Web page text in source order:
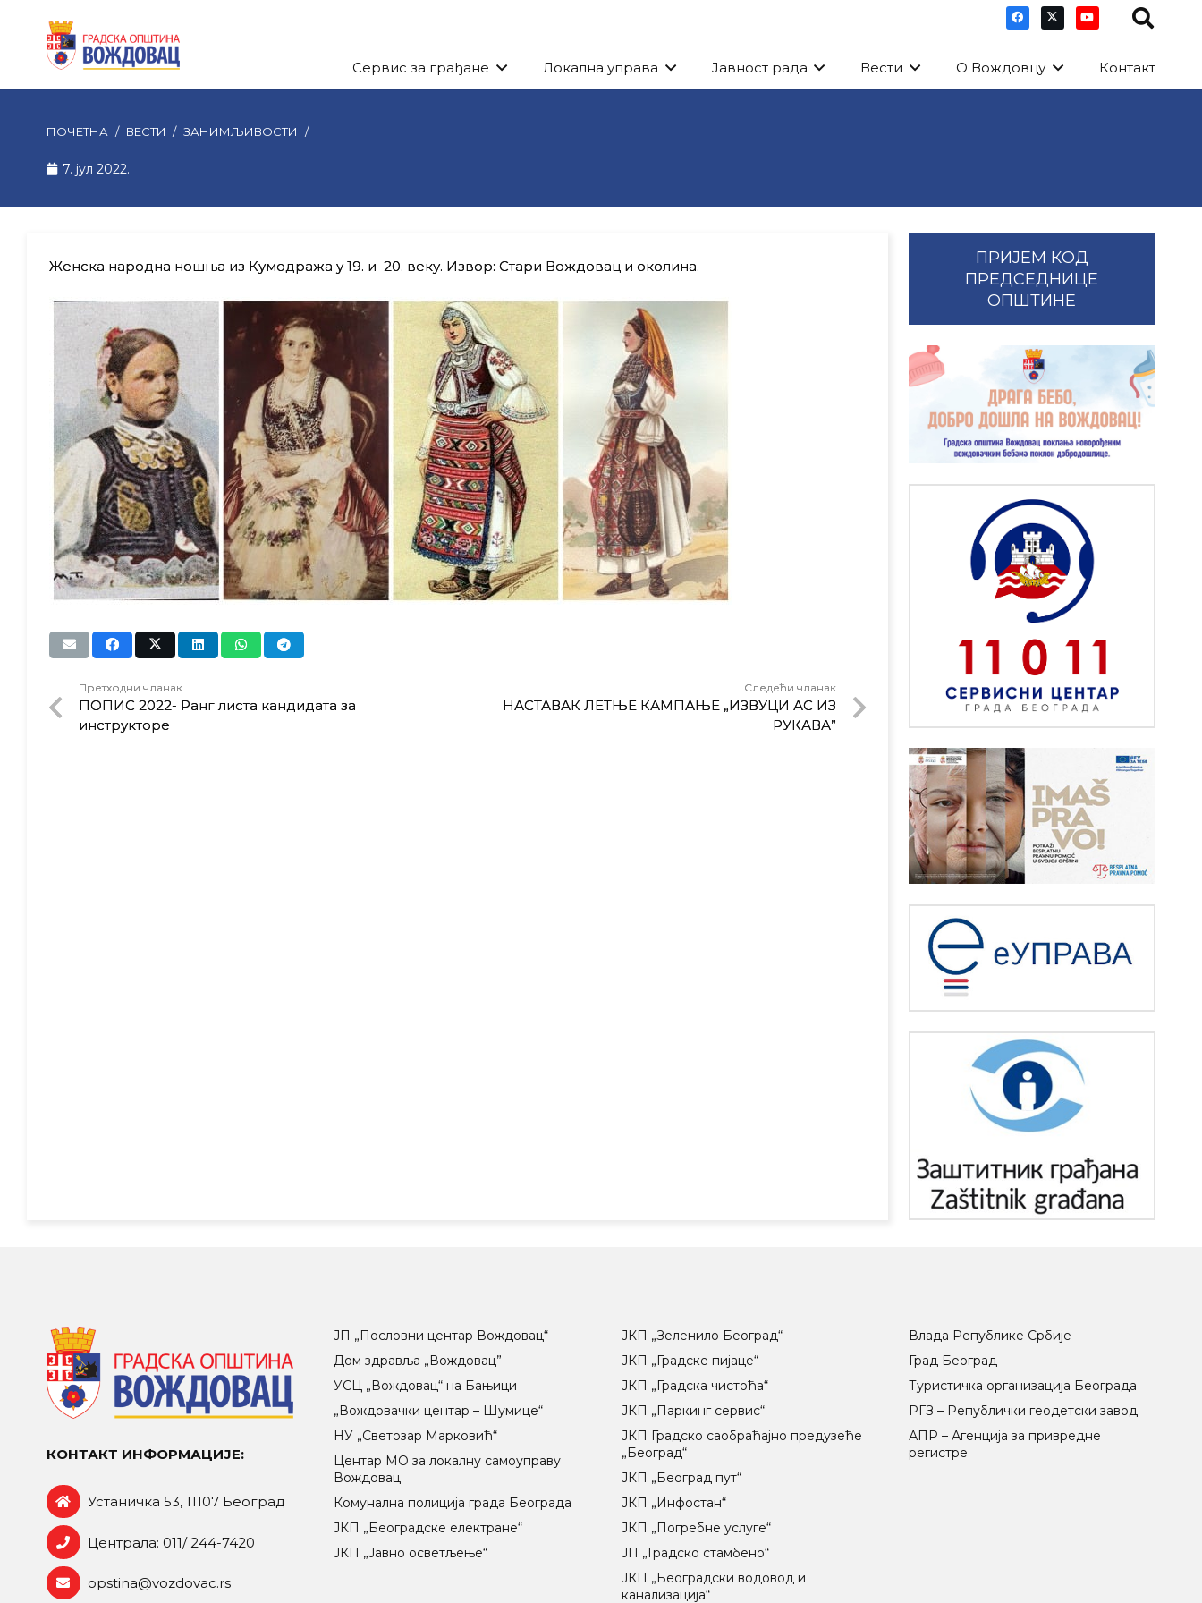
Сервис за грађане Локална управа Јавност рада Вести О Вождовцу Контакт
ПОЧЕТНА / ВЕСТИ / ЗАНИМЉИВОСТИ /
7. јул 2022.
Женска народна ношња из Кумодража у 19. и 20. веку. Извор: Стари Вождовац и околина.
Претходни чланак
ПОПИС 2022- Ранг листа кандидата за
инструкторе
Следећи чланак
НАСТАВАК ЛЕТЊЕ КАМПАЊЕ „ИЗВУЦИ АС ИЗ
РУКАВА”
ПРИЈЕМ КОД
ПРЕДСЕДНИЦЕ
ОПШТИНЕ
КОНТАКТ ИНФОРМАЦИЈЕ:
Устаничка 53, 11107 Београд
Централа: 011/ 244-7420
opstina@vozdovac.rs
ЈП „Пословни центар Вождовац“
Дом здравља „Вождовац”
УСЦ „Вождовац“ на Бањици
„Вождовачки центар – Шумице“
НУ „Светозар Марковић“
Центар МO за локалну самоуправу
Вождовац
Комунална полиција града Београда
ЈКП „Београдске електране“
ЈКП „Јавно осветљење“
ЈКП „Зеленило Београд“
ЈКП „Градске пијаце“
ЈКП „Градска чистоћа“
ЈКП „Паркинг сервис“
ЈКП Градско саобраћајно предузеће
„Београд“
ЈКП „Београд пут“
ЈКП „Инфостан“
ЈКП „Погребне услуге“
ЈП „Градско стамбено“
ЈКП „Београдски водовод и
канализација“
Влада Републике Србије
Град Београд
Туристичка организација Београда
РГЗ – Републички геодетски завод
АПР – Агенција за привредне
регистре